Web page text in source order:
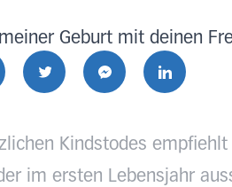
Geburt mit deinen
Kindstodes empfiehlt
im ersten Lebensjahr